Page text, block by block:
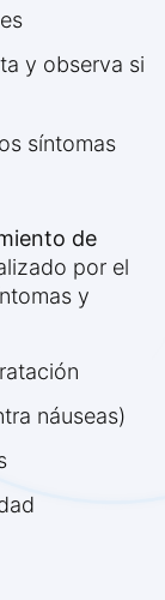
y observa si
síntomas
de
por el
y
náuseas)